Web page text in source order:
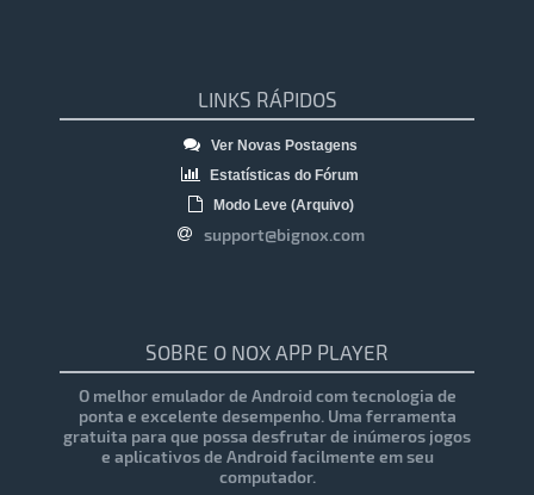
LINKS RÁPIDOS
Ver Novas Postagens
Estatísticas do Fórum
Modo Leve (Arquivo)
support@bignox.com
SOBRE O NOX APP PLAYER
O melhor emulador de Android com tecnologia de
ponta e excelente desempenho. Uma ferramenta
gratuita para que possa desfrutar de inúmeros jogos
e aplicativos de Android facilmente em seu
computador.